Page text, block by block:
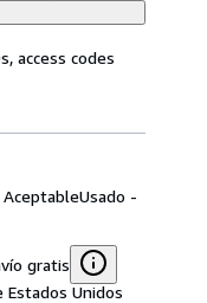
access codes
AceptableUsado -
gratis
Unidos